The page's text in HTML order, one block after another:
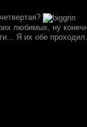
любимых, ну
Я их обе